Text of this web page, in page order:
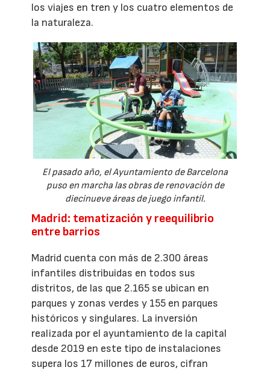
los viajes en tren y los cuatro elementos de
la naturaleza.
El pasado año, el Ayuntamiento de Barcelona
puso en marcha las obras de renovación de
diecinueve áreas de juego infantil.
Madrid: tematización y reequilibrio
entre barrios
Madrid cuenta con más de 2.300 áreas
infantiles distribuidas en todos sus
distritos, de las que 2.165 se ubican en
parques y zonas verdes y 155 en parques
históricos y singulares. La inversión
realizada por el ayuntamiento de la capital
desde 2019 en este tipo de instalaciones
supera los 17 millones de euros, cifran